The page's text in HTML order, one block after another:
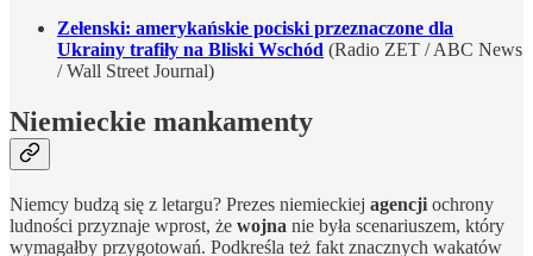
Zełenski: amerykańskie pociski przeznaczone dla
Ukrainy trafiły na Bliski Wschód (Radio ZET / ABC News
/ Wall Street Journal)
Niemieckie mankamenty
Niemcy budzą się z letargu? Prezes niemieckiej agencji ochrony
ludności przyznaje wprost, że wojna nie była scenariuszem, który
wymagałby przygotowań. Podkreśla też fakt znacznych wakatów